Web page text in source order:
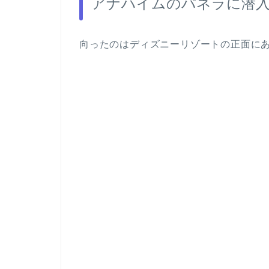
アナハイムのパネラに潜入
向ったのはディズニーリゾートの正面に